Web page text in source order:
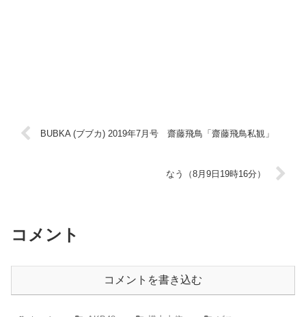
BUBKA (ブブカ) 2019年7月号 齋藤飛鳥「齋藤飛鳥私観」
なう（8月9日19時16分）
コメント
コメントを書き込む